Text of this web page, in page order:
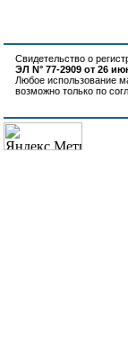
Свидетельство о
ЭЛ N° 77-2909 от 26
Любое использование
возможно только по